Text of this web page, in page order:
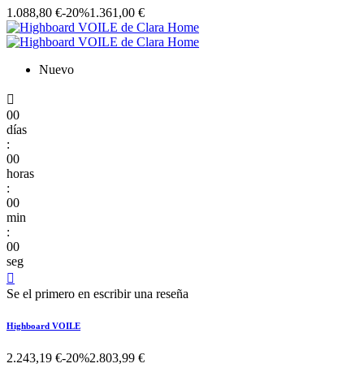
1.088,80 €-20%1.361,00 €
Nuevo

00
días
:
00
horas
:
00
min
:
00
seg

Se el primero en escribir una reseña
Highboard VOILE
2.243,19 €-20%2.803,99 €